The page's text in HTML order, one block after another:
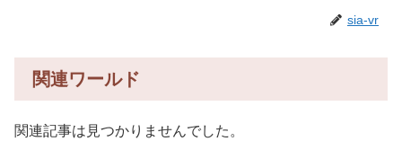
sia-vr
関連ワールド
関連記事は見つかりませんでした。